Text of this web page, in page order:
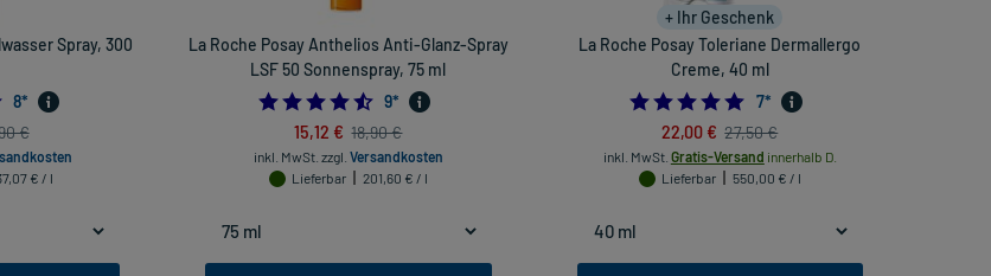
Spray, 300
5.0
8*
€
€ / l
La Roche Posay Anthelios Anti-Glanz-Spray
LSF 50 Sonnenspray, 75 ml
4.555555555555555
9*
15,12 € 18,90 €
inkl. MwSt. zzgl. Versandkosten
Lieferbar
201,60 € / l
+ Ihr Geschenk
La Roche Posay Toleriane Dermallergo
Creme, 40 ml
4.714285714285714
7*
22,00 € 27,50 €
inkl. MwSt. Gratis-Versand innerhalb D.
Lieferbar
550,00 € / l